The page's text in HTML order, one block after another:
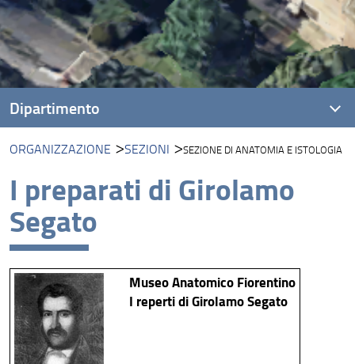
ORGANIZZAZIONE SEZIONI SEZIONE DI ANATOMIA E ISTOLOGIA
I preparati di Girolamo
Segato
Museo Anatomico Fiorentino
I reperti di Girolamo Segato
Dipartimento
Presentazione
Missione
Visione
Assicurazione della Qualità
Organizzazione
Persone
Bandi e Avvisi